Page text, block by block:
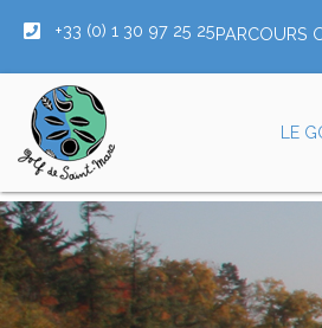
+33 (0) 1 30 97 25 25PARCOURS
LE